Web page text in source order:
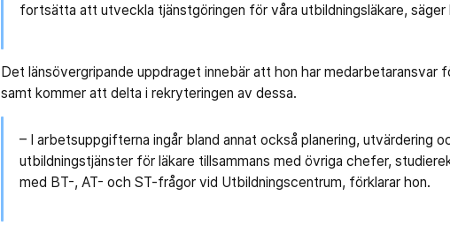
fortsätta att utveckla tjänstgöringen för våra utbildningsläkare, säger
Det länsövergripande uppdraget innebär att hon har medarbetaransvar
samt kommer att delta i rekryteringen av dessa.
– I arbetsuppgifterna ingår bland annat också planering, utvärdering
utbildningstjänster för läkare tillsammans med övriga chefer,
med BT-, AT- och ST-frågor vid Utbildningscentrum, förklarar hon.